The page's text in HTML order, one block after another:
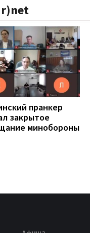
пранкер
закрытое
минобороны